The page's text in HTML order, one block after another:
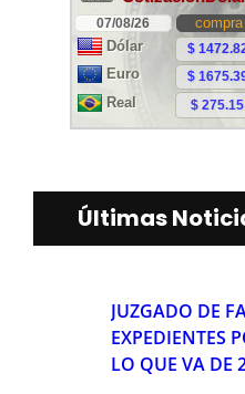
Últimas
JUZGADO DE
EXPEDIENTES
LO QUE VA DE